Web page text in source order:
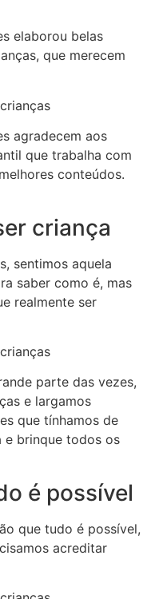
elaborou belas
que merecem
agradecem aos
que trabalha com
conteúdos.
criança
sentimos aquela
saber como é, mas
realmente ser
parte das vezes,
e largamos
que tínhamos de
e brinque todos os
é possível
que tudo é possível,
acreditar